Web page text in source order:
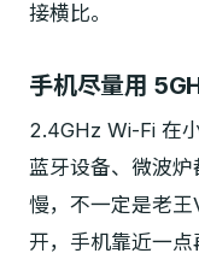
接横比。
手机尽量用
2.4GHz Wi-Fi 在
蓝牙设备、微波
慢，不一定是老
开，手机靠近一点